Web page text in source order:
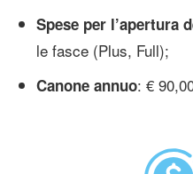
Spese per l’apertura
le fasce (Plus, Full);
Canone annuo: €